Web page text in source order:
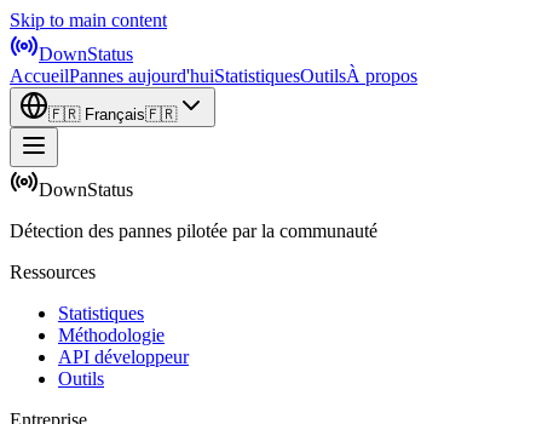
Skip to main content
DownStatus
AccueilPannes aujourd'huiStatistiquesOutilsÀ propos
🇫🇷 Français🇫🇷
DownStatus
Détection des pannes pilotée par la communauté
Ressources
Statistiques
Méthodologie
API développeur
Outils
Entreprise